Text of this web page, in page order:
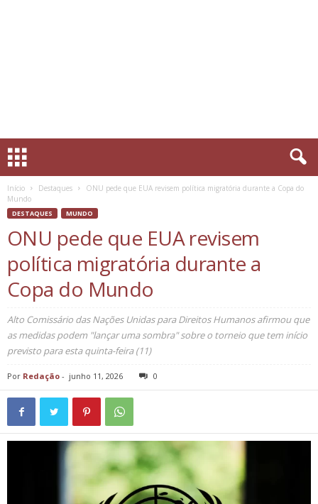
Início Destaques
ONU pede que EUA revisem política migratória durante a Copa do
Mundo
DESTAQUES MUNDO
ONU pede que EUA revisem
política migratória durante a
Copa do Mundo
Alto Comissário das Nações Unidas para Direitos Humanos afirmou que
as medidas podem "lançar uma sombra" sobre o torneio que tem início
previsto para esta quinta-feira (11)
Por Redação - junho 11, 2026 0